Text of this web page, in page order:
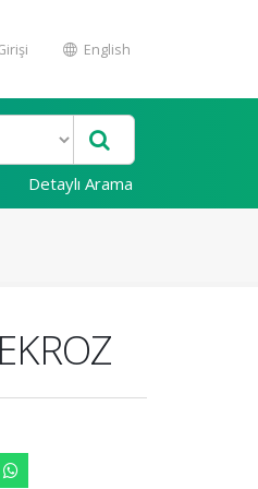
English
Detaylı Arama